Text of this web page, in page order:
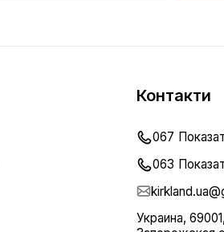
Контакти
067
063
Украина, 69001,